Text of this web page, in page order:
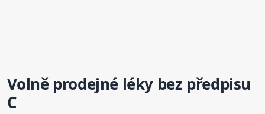
Volně prodejné léky bez předpisu
C